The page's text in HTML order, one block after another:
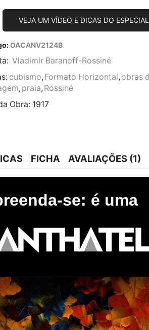
VEJA UM VÍDEO E DICAS DO
OACANV2124B
Vladimir Baranoff-Rossiné
cubismo, Formato Horizontal, obras
, praia, Rossiné
Obra: 1917
FICHA AVALIAÇÕES (1)
se: é uma